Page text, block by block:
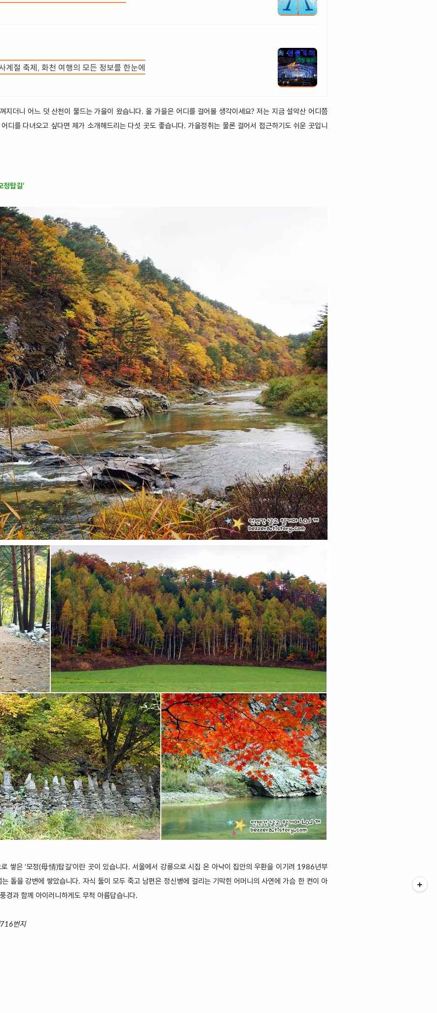
계절 축제, 화천 여행의 모든 정보를 한눈에
지더니 어느 덧 산천이 물드는 가을이 왔습니다. 올 가을은 어디를 걸어볼 생각이세요? 저는 지금 설악산 어디쯤
디를 다녀오고 싶다면 제가 소개해드리는 다섯 곳도 좋습니다. 가을정취는 물론 걸어서 접근하기도 쉬운 곳입니
정탑길’
쌓은 ‘모정(母情)탑길’이란 곳이 있습니다. 서울에서 강릉으로 시집 온 아낙이 집안의 우환을 이기려 1986년부
돌을 강변에 쌓았습니다. 자식 둘이 모두 죽고 남편은 정신병에 걸리는 기막힌 어머니의 사연에 가슴 한 켠이 아
경과 함께 아이러니하게도 무척 아름답습니다.
번지